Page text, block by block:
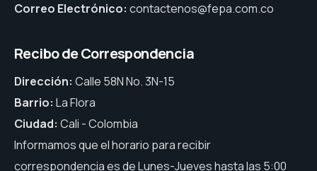
Correo Electrónico: contactenos@fepa.com.co
Recibo de Correspondencia
Dirección: Calle 58N No. 3N-15
Barrio: La Flora
Ciudad: Cali - Colombia
Informamos que el horario para recibir
correspondencia es de Lunes-Jueves hasta las 5:00